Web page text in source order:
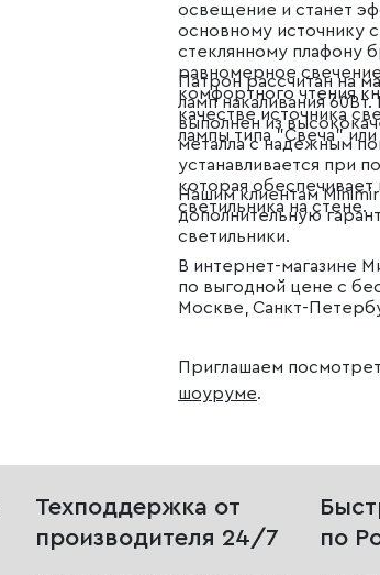
освещение и станет
основному источнику
стеклянному плафону
равномерное
комфортного чтения
качестве источника
лампы типа "Свеча"
Патрон рассчитан на
ламп накаливания
выполнен из
металла с надежным
устанавливается при
которая
светильника на стене.
Нашим клиентам
дополнительную
светильники.
В интернет-магазине
по выгодной цене с
Москве, Санкт-
Приглашаем
шоуруме.
Техподдержка от
производителя 24/7
по